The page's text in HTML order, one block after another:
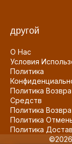
другой
О Нас
Условия
Политика
Политика
Средств
Политика
Политика
Политика